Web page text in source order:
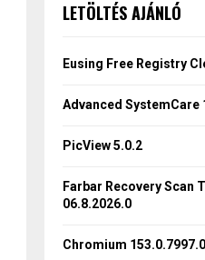
h
o
LETÖLTÉS AJÁNLÓ
Eusing Free Registry
Advanced SystemCare
PicView 5.0.2
Farbar Recovery Scan
06.8.2026.0
Chromium 153.0.7997.0